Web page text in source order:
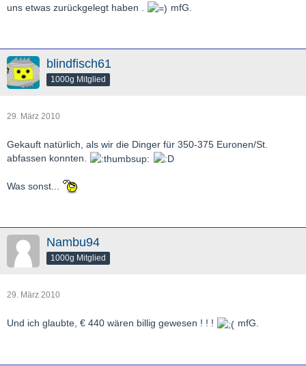
uns etwas zurückgelegt haben .
mfG.
blindfisch61
1000g Mitglied
29. März 2010
Gekauft natürlich, als wir die Dinger für 350-375 Euronen/St.
abfassen konnten.
Was sonst...
Nambu94
1000g Mitglied
29. März 2010
Und ich glaubte, € 440 wären billig gewesen ! ! ! mfG.